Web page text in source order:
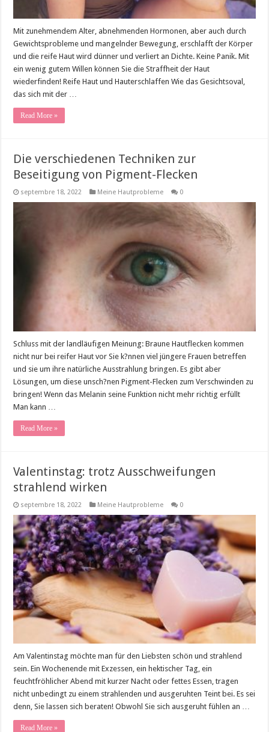
Mit zunehmendem Alter, abnehmenden Hormonen, aber auch durch
Gewichtsprobleme und mangelnder Bewegung, erschlafft der Körper
und die reife Haut wird dünner und verliert an Dichte. Keine Panik. Mit
ein wenig gutem Willen können Sie die Straffheit der Haut
wiederfinden! Reife Haut und Hauterschlaffen Wie das Gesichtsoval,
das sich mit der …
Read More »
Die verschiedenen Techniken zur
Beseitigung von Pigment-Flecken
septembre 18, 2022 Meine Hautprobleme 0
Schluss mit der landläufigen Meinung: Braune Hautflecken kommen
nicht nur bei reifer Haut vor Sie k?nnen viel jüngere Frauen betreffen
und sie um ihre natürliche Ausstrahlung bringen. Es gibt aber
Lösungen, um diese unsch?nen Pigment-Flecken zum Verschwinden zu
bringen! Wenn das Melanin seine Funktion nicht mehr richtig erfüllt
Man kann …
Read More »
Valentinstag: trotz Ausschweifungen
strahlend wirken
septembre 18, 2022 Meine Hautprobleme 0
Am Valentinstag möchte man für den Liebsten schön und strahlend
sein. Ein Wochenende mit Exzessen, ein hektischer Tag, ein
feuchtfröhlicher Abend mit kurzer Nacht oder fettes Essen, tragen
nicht unbedingt zu einem strahlenden und ausgeruhten Teint bei. Es sei
denn, Sie lassen sich beraten! Obwohl Sie sich ausgeruht fühlen an …
Read More »